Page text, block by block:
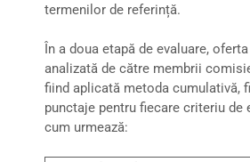
termenilor de referință.
În a doua etapă de evaluare,
analizată de către membrii
fiind aplicată metoda cumulativă,
punctaje pentru fiecare criteriu de
cum urmează: